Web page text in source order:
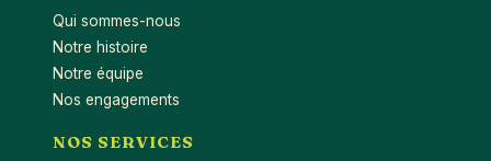
Qui sommes-nous
Notre histoire
Notre équipe
Nos engagements
NOS SERVICES